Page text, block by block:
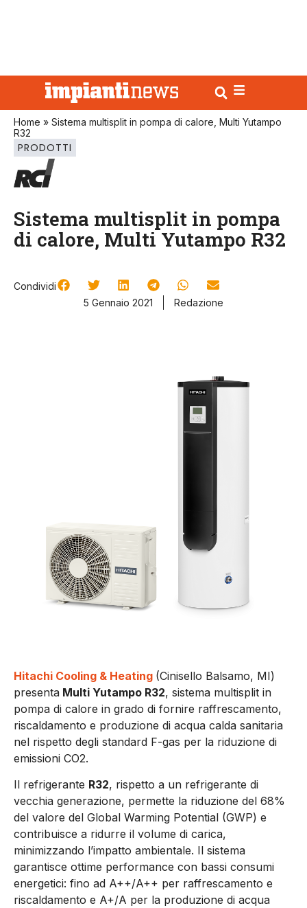
Home » Sistema multisplit in pompa di calore, Multi Yutampo
R32
PRODOTTI
Sistema multisplit in pompa
di calore, Multi Yutampo R32
Condividi
5 Gennaio 2021
Redazione
Hitachi Cooling & Heating (Cinisello Balsamo, MI)
presenta Multi Yutampo R32, sistema multisplit in
pompa di calore in grado di fornire raffrescamento,
riscaldamento e produzione di acqua calda sanitaria
nel rispetto degli standard F-gas per la riduzione di
emissioni CO2.
Il refrigerante R32, rispetto a un refrigerante di
vecchia generazione, permette la riduzione del 68%
del valore del Global Warming Potential (GWP) e
contribuisce a ridurre il volume di carica,
minimizzando l’impatto ambientale. Il sistema
garantisce ottime performance con bassi consumi
energetici: fino ad A++/A++ per raffrescamento e
riscaldamento e A+/A per la produzione di acqua